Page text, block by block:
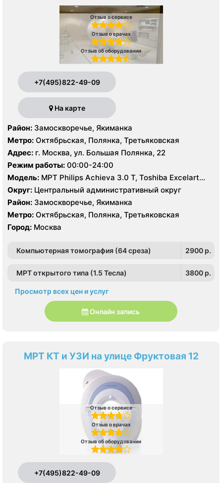
Отзыв о сервисе
Отзыв о врачах
Отзыв об оборудовании
+7(495)822-49-09
На карте
Район: Замоскворечье, Якиманка
Метро: Октябрьская, Полянка, Третьяковская
Адрес: г. Москва, ул. Большая Полянка, 22
Режим работы: 00:00-24:00
Модель: МРТ Philips Achieva 3.0 Т, Toshiba Excelart
Vantage 1.5 Т, КТ Philips Brilliance CT 64 среза, Philips
Brilliance CT16 срезов, УЗИ Philips HD15
Округ: Центральный административный округ
Район: Замоскворечье, Якиманка
Метро: Октябрьская, Полянка, Третьяковская
Город: Москва
Компьютерная томография (64 среза) 2900 p.
МРТ открытого типа (1.5 Тесла) 3800 p.
Просмотр всех цен и услуг
Онлайн запись
МРТ КТ и УЗИ на улице Фруктовая 12
Отзыв о сервисе
Отзыв о врачах
Отзыв об оборудовании
+7(495)822-49-09